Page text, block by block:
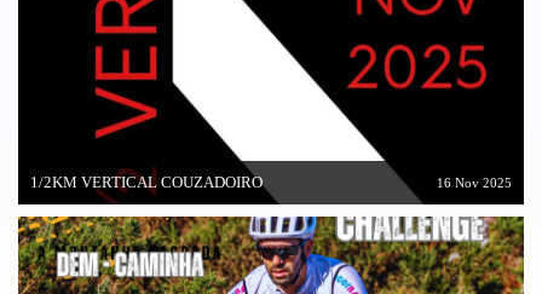
1/2KM VERTICAL COUZADOIRO 16 Nov 2025